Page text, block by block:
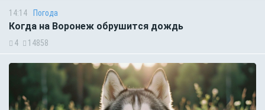
14:14 Погода
Когда на Воронеж обрушится дождь
4 14858